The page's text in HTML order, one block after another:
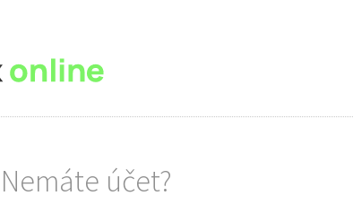
Nemáte účet?